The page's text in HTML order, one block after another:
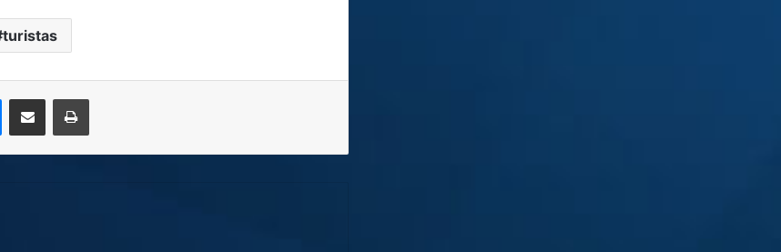
turistas
MessengerCompartir por correo electrónicoImprimir